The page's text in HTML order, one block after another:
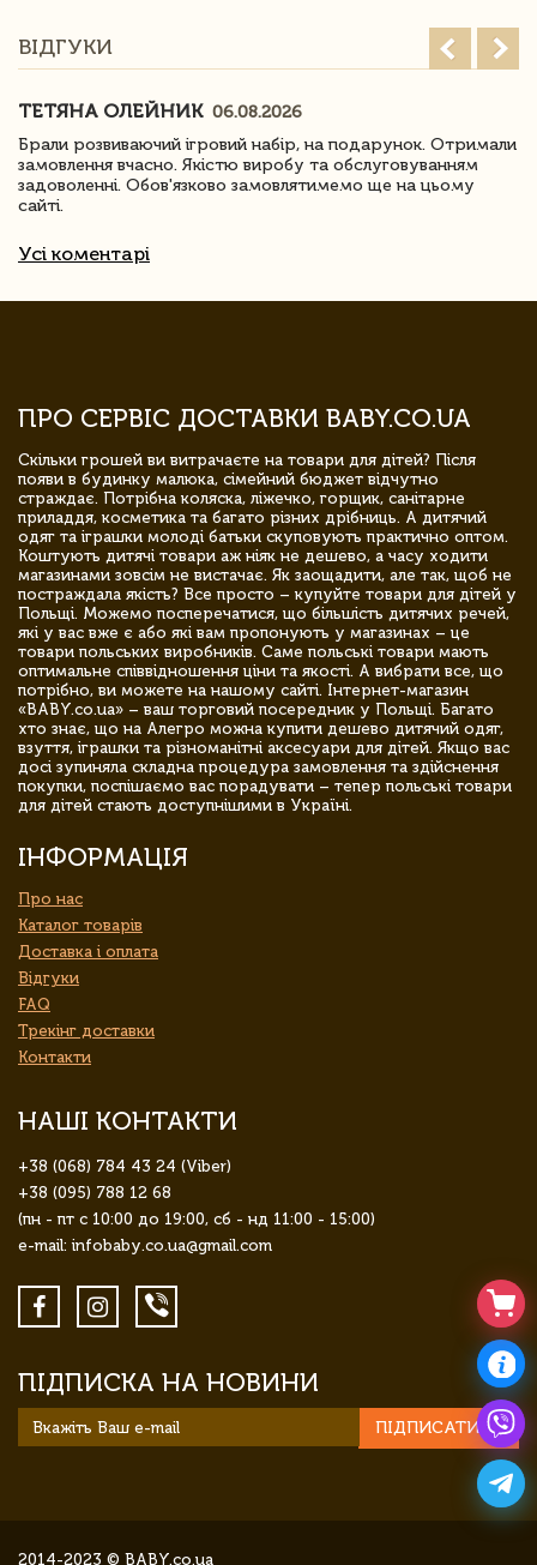
ВІДГУКИ
ТЕТЯНА ОЛЕЙНИК 06.08.2026
Брали розвиваючий ігровий набір, на подарунок. Отримали
замовлення вчасно. Якістю виробу та обслуговуванням
задоволенні. Обов'язково замовлятимемо ще на цьому
сайті.
Усі коментарі
ПРО СЕРВІС ДОСТАВКИ BABY.CO.UA
Скільки грошей ви витрачаєте на товари для дітей? Після
появи в будинку малюка, сімейний бюджет відчутно
страждає. Потрібна коляска, ліжечко, горщик, санітарне
приладдя, косметика та багато різних дрібниць. А дитячий
одяг та іграшки молоді батьки скуповують практично оптом.
Коштують дитячі товари аж ніяк не дешево, а часу ходити
магазинами зовсім не вистачає. Як заощадити, але так, щоб не
постраждала якість? Все просто – купуйте товари для дітей у
Польщі. Можемо посперечатися, що більшість дитячих речей,
які у вас вже є або які вам пропонують у магазинах – це
товари польських виробників. Саме польські товари мають
оптимальне співвідношення ціни та якості. А вибрати все, що
потрібно, ви можете на нашому сайті. Інтернет-магазин
«BABY.co.ua» – ваш торговий посередник у Польщі. Багато
хто знає, що на Алегро можна купити дешево дитячий одяг,
взуття, іграшки та різноманітні аксесуари для дітей. Якщо вас
досі зупиняла складна процедура замовлення та здійснення
покупки, поспішаємо вас порадувати – тепер польські товари
для дітей стають доступнішими в Україні.
ІНФОРМАЦІЯ
Про нас
Каталог товарів
Доставка і оплата
Відгуки
FAQ
Трекінг доставки
Контакти
НАШІ КОНТАКТИ
+38 (068) 784 43 24 (Viber)
+38 (095) 788 12 68
(пн - пт с 10:00 до 19:00, сб - нд 11:00 - 15:00)
e-mail: infobaby.co.ua@gmail.com
ПІДПИСКА НА НОВИНИ
ПІДПИСАТИСЯ
2014-2023 © BABY.co.ua